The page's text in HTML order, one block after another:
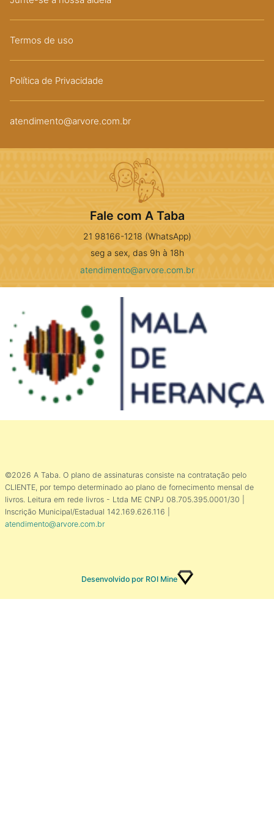
Termos de uso
Política de Privacidade
atendimento@arvore.com.br
Fale com A Taba
21 98166-1218 (WhatsApp)
seg a sex, das 9h à 18h
atendimento@arvore.com.br
©2026 A Taba. O plano de assinaturas consiste na contratação pelo
CLIENTE, por tempo determinado ao plano de fornecimento mensal de
livros. Leitura em rede livros - Ltda ME CNPJ 08.705.395.0001/30 |
Inscrição Municipal/Estadual 142.169.626.116 |
atendimento@arvore.com.br
Desenvolvido por ROI Mine